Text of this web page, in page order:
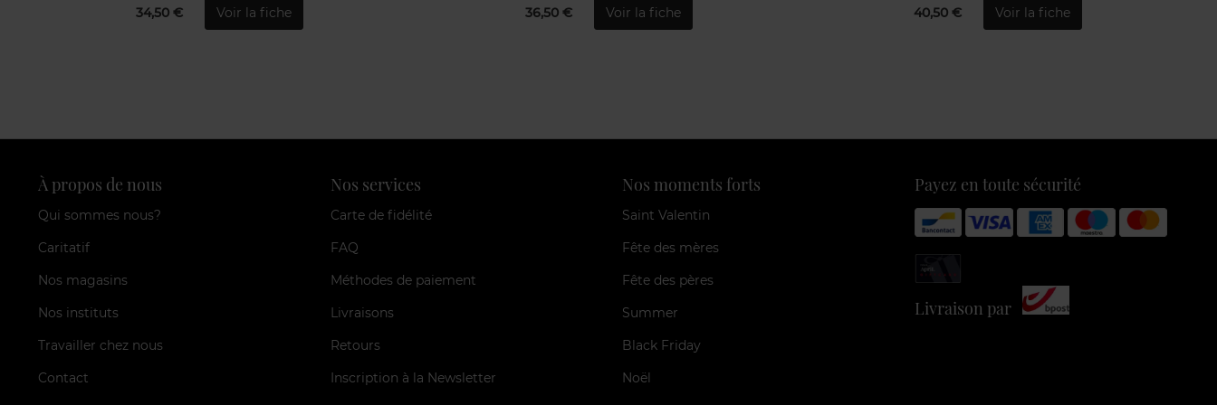
34,50 € Voir la fiche 36,50 € Voir la fiche 40,50 € Voir la fiche
À propos de nous
Qui sommes nous?
Caritatif
Nos magasins
Nos instituts
Travailler chez nous
Contact
Nos services
Carte de fidélité
FAQ
Méthodes de paiement
Livraisons
Retours
Inscription à la Newsletter
Nos moments forts
Saint Valentin
Fête des mères
Fête des pères
Summer
Black Friday
Noël
Payez en toute sécurité
Livraison par